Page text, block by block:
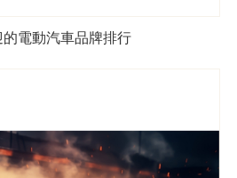
電動汽車品牌排行